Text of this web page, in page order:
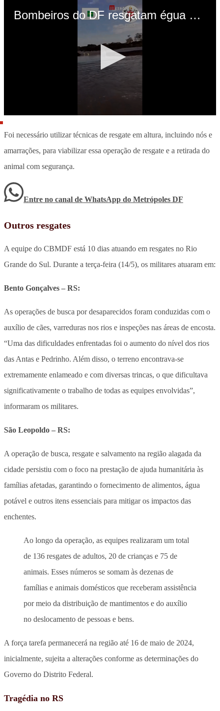
Foi necessário utilizar técnicas de resgate em altura, incluindo nós e
amarrações, para viabilizar essa operação de resgate e a retirada do
animal com segurança.
Entre no canal de WhatsApp do Metrópoles DF
Outros resgates
A equipe do CBMDF está 10 dias atuando em resgates no Rio
Grande do Sul. Durante a terça-feira (14/5), os militares atuaram em:
Bento Gonçalves – RS:
As operações de busca por desaparecidos foram conduzidas com o
auxílio de cães, varreduras nos rios e inspeções nas áreas de encosta.
“Uma das dificuldades enfrentadas foi o aumento do nível dos rios
das Antas e Pedrinho. Além disso, o terreno encontrava-se
extremamente enlameado e com diversas trincas, o que dificultava
significativamente o trabalho de todas as equipes envolvidas”,
informaram os militares.
São Leopoldo – RS:
A operação de busca, resgate e salvamento na região alagada da
cidade persistiu com o foco na prestação de ajuda humanitária às
famílias afetadas, garantindo o fornecimento de alimentos, água
potável e outros itens essenciais para mitigar os impactos das
enchentes.
Ao longo da operação, as equipes realizaram um total
de 136 resgates de adultos, 20 de crianças e 75 de
animais. Esses números se somam às dezenas de
famílias e animais domésticos que receberam assistência
por meio da distribuição de mantimentos e do auxílio
no deslocamento de pessoas e bens.
A força tarefa permanecerá na região até 16 de maio de 2024,
inicialmente, sujeita a alterações conforme as determinações do
Governo do Distrito Federal.
Tragédia no RS